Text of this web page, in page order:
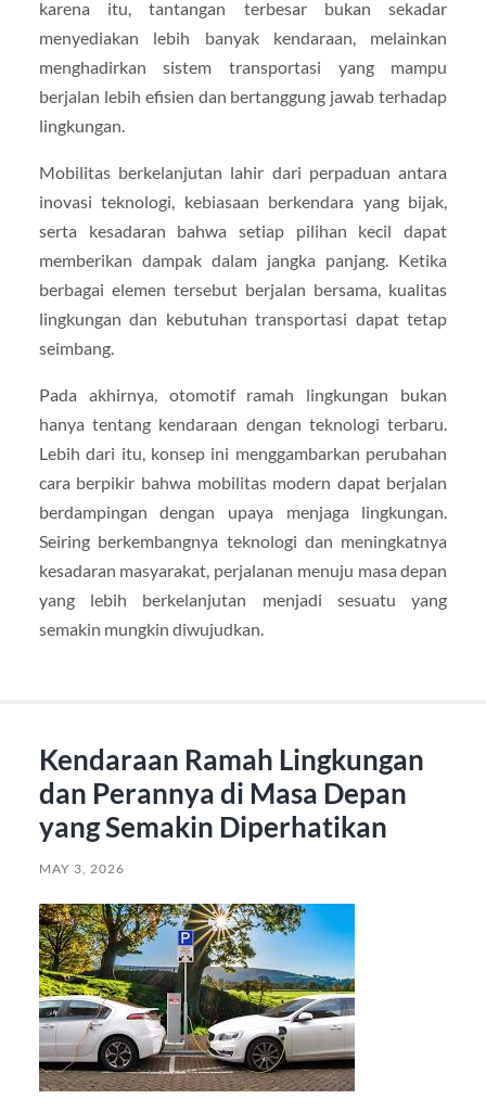
karena itu, tantangan terbesar bukan sekadar
menyediakan lebih banyak kendaraan, melainkan
menghadirkan sistem transportasi yang mampu
berjalan lebih efisien dan bertanggung jawab terhadap
lingkungan.
Mobilitas berkelanjutan lahir dari perpaduan antara
inovasi teknologi, kebiasaan berkendara yang bijak,
serta kesadaran bahwa setiap pilihan kecil dapat
memberikan dampak dalam jangka panjang. Ketika
berbagai elemen tersebut berjalan bersama, kualitas
lingkungan dan kebutuhan transportasi dapat tetap
seimbang.
Pada akhirnya, otomotif ramah lingkungan bukan
hanya tentang kendaraan dengan teknologi terbaru.
Lebih dari itu, konsep ini menggambarkan perubahan
cara berpikir bahwa mobilitas modern dapat berjalan
berdampingan dengan upaya menjaga lingkungan.
Seiring berkembangnya teknologi dan meningkatnya
kesadaran masyarakat, perjalanan menuju masa depan
yang lebih berkelanjutan menjadi sesuatu yang
semakin mungkin diwujudkan.
Kendaraan Ramah Lingkungan
dan Perannya di Masa Depan
yang Semakin Diperhatikan
MAY 3, 2026